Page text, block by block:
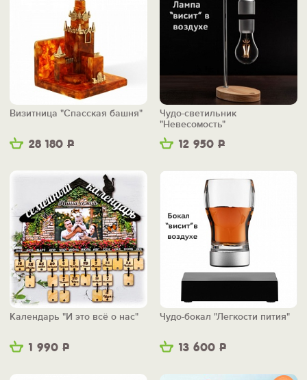
28 180 Р
Визитница "Спасская башня"
12 950 Р
Чудо-светильник
"Невесомость"
1 990 Р
Календарь "И это всё о нас"
13 600 Р
Чудо-бокал "Легкости пития"